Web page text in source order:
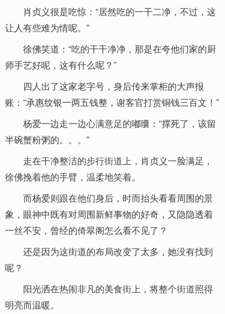
肖贞义很是吃惊：“居然吃的一干二净，不过，这
让人有些难为情呢。”
徐佛笑道：“吃的干干净净，那是在夸他们家的厨
师手艺好呢，这有什么呢？”
四人出了这家老字号，身后传来掌柜的大声报
账：“承惠纹银一两五钱整，谢客官打赏铜钱三百文！”
杨爱一边走一边心满意足的嘟囔：“撑死了，该留
半碗蟹粉粥的。。。”
走在干净整洁的步行街道上，肖贞义一脸满足，
徐佛挽着他的手臂，温柔地笑着。
而杨爱则跟在他们身后，时而抬头看看周围的景
象，眼神中既有对周围新鲜事物的好奇，又隐隐透着
一丝不安，曾经的倚翠阁怎么看不见了？
还是因为这街道的布局改变了太多，她没有找到
呢？
阳光洒在热闹非凡的美食街上，将整个街道照得
明亮而温暖。